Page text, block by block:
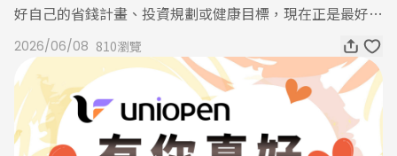
對要看準日子刷卡！看更多618 購物優惠 5.博客來博客來今
年 618 檔期祭出電子書閱讀器限定優惠，即日起選購指定
品牌閱讀器即可獲得 400 元 E-Coupon，再加碼贈送 Book
sPad 電子書套組與保護套乙個。活動也同步推出多款人氣
書籍組合優惠，對於準備入坑電子閱讀器，或想趁機升級閱
讀設備的書迷來說，是相當值得把握的入手機會！看更多面
對琳瑯滿目的優惠活動，618 購物節怎麼買最划算？先列出
友 辛潮麻辣鍋Source：DREAM PLAZA如果你是愛交朋友的
人，一定不能錯過椒朋友 辛潮麻辣鍋！以香、麻、辣層次
兼具的鍋底為特色，結合多樣肉品、海鮮與新鮮蔬菜，打造
豐富的火鍋饗宴。除了香氣濃郁的麻辣鍋之外，椒朋友整體
以未來潮流感作為空間設計，打造專屬年輕世代的沉浸式派
對火鍋；LED 拉霸潮酒牆，選購即可無限暢飲，還有桌號
電話聊天功能，邊吃鍋邊接電話跟隔壁桌聊天，根本就是 E
好自己的省錢計畫、投資規劃或健康目標，現在正是最好的
時機，uniopen 整理多項會員限定優惠，從邀請好友拿點
數、網路投保回饋、投資好禮，到運動健身專屬方案通通
有，而且活動只到 6 月底，趕快把握最後機會，別讓好康
悄悄溜走！ uniopen 會員享優惠 1. App 限定| 「好友募
集」活動uniopen App【好友募集】活動到 2026/6/30，邀
請朋友下載 uniopen App 並登入填寫你的邀請碼，你和好
2026/06/08 810瀏覽